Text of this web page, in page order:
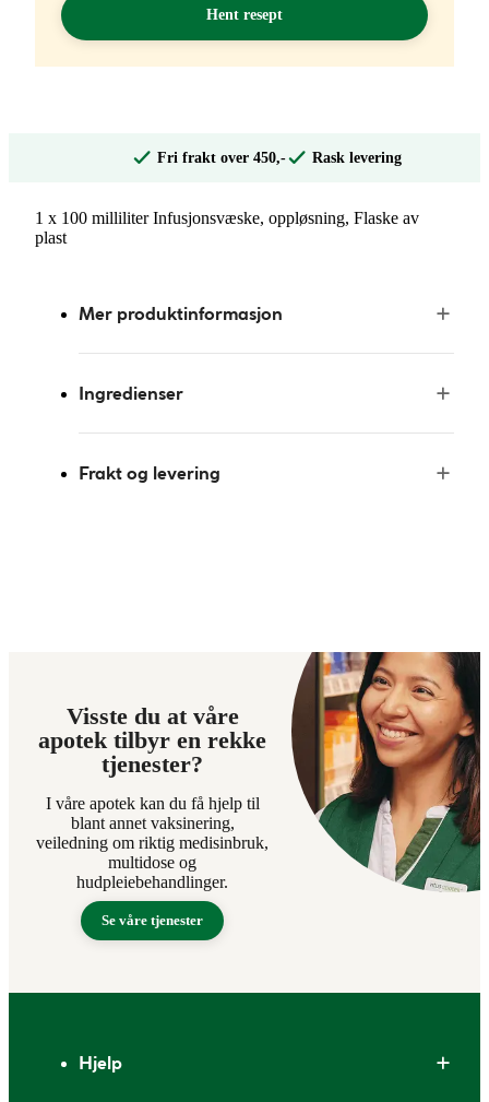
Hent resept
Fri frakt over 450,- Rask levering
1 x 100 milliliter Infusjonsvæske, oppløsning, Flaske av
plast
Mer produktinformasjon
Ingredienser
Frakt og levering
Visste du at våre
apotek tilbyr en rekke
tjenester?
I våre apotek kan du få hjelp til
blant annet vaksinering,
veiledning om riktig medisinbruk,
multidose og
hudpleiebehandlinger.
Se våre tjenester
Hjelp